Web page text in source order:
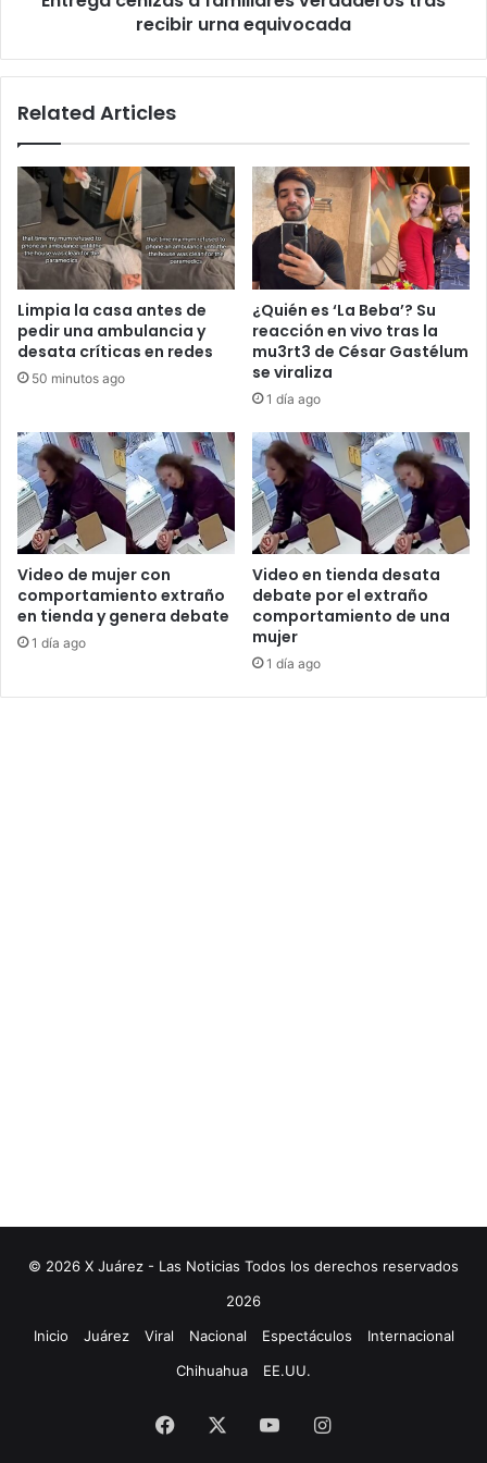
recibir urna equivocada
Related Articles
Limpia la casa antes de
pedir una ambulancia y
desata críticas en redes
50 minutos ago
¿Quién es ‘La Beba’? Su
reacción en vivo tras la
mu3rt3 de César Gastélum
se viraliza
1 día ago
Video de mujer con
comportamiento extraño
en tienda y genera debate
1 día ago
Video en tienda desata
debate por el extraño
comportamiento de una
mujer
1 día ago
© 2026 X Juárez - Las Noticias Todos los derechos reservados
2026
Inicio
Juárez Viral Nacional Espectáculos
Internacional
Chihuahua
EE.UU.
Facebook YouTubeInstagram